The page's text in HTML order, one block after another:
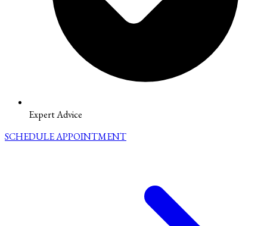
Expert Advice
SCHEDULE APPOINTMENT